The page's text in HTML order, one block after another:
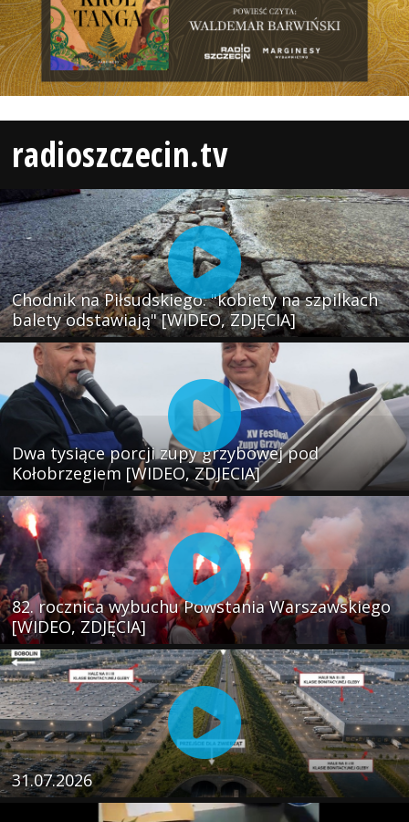
radioszczecin.tv
Chodnik na Piłsudskiego: "kobiety na szpilkach
balety odstawiają" [WIDEO, ZDJĘCIA]
Dwa tysiące porcji zupy grzybowej pod
Kołobrzegiem [WIDEO, ZDJECIA]
82. rocznica wybuchu Powstania Warszawskiego
[WIDEO, ZDJĘCIA]
31.07.2026